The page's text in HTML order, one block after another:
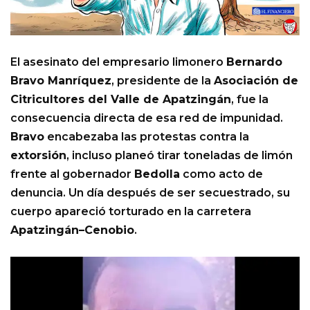
El asesinato del empresario limonero Bernardo
Bravo Manríquez, presidente de la Asociación de
Citricultores del Valle de Apatzingán, fue la
consecuencia directa de esa red de impunidad.
Bravo encabezaba las protestas contra la
extorsión, incluso planeó tirar toneladas de limón
frente al gobernador Bedolla como acto de
denuncia. Un día después de ser secuestrado, su
cuerpo apareció torturado en la carretera
Apatzingán–Cenobio.